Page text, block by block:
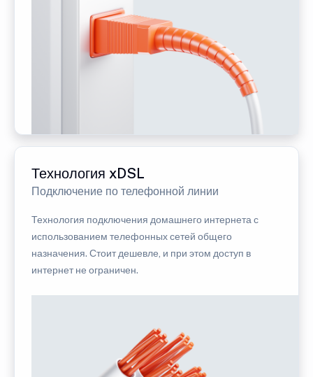
Технология xDSL
Подключение по телефонной линии
Технология подключения домашнего интернета с
использованием телефонных сетей общего
назначения. Стоит дешевле, и при этом доступ в
интернет не ограничен.